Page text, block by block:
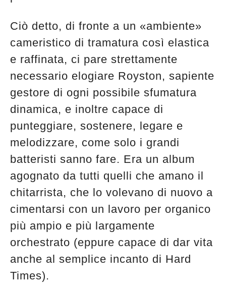
Ciò detto, di fronte a un «ambiente»
cameristico di tramatura così elastica
e raffinata, ci pare strettamente
necessario elogiare Royston, sapiente
gestore di ogni possibile sfumatura
dinamica, e inoltre capace di
punteggiare, sostenere, legare e
melodizzare, come solo i grandi
batteristi sanno fare. Era un album
agognato da tutti quelli che amano il
chitarrista, che lo volevano di nuovo a
cimentarsi con un lavoro per organico
più ampio e più largamente
orchestrato (eppure capace di dar vita
anche al semplice incanto di Hard
Times).